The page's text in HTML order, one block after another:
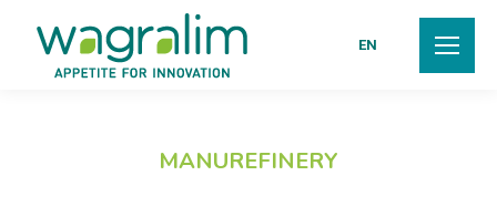
EN
MANUREFINERY